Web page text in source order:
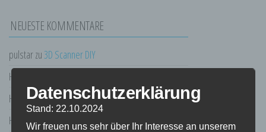
NEUESTE KOMMENTARE
pulstarzu3D Scanner DIY
Heiko Blum
Heiko Blumzu3D Scanner DIY
Heikozu 3D Scanner DIY
Datenschutzerklärung
Stand: 22.10.2024
Wir freuen uns sehr über Ihr Interesse an unserem